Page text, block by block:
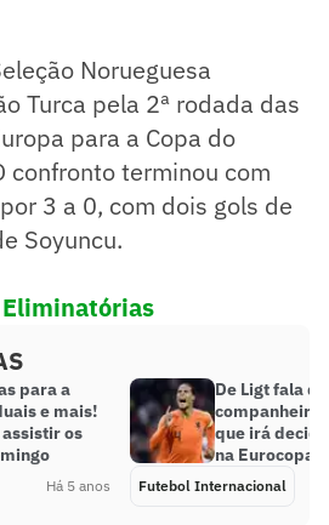
Norueguesa
Turca pela 2ª rodada das
para a Copa do
confronto terminou com
3 a 0, com dois gols de
Soyuncu.
para a
e mais!
os
Há 5 anos
De Ligt fala
companheiro:
que irá
na Eurocopa’
Futebol Internacional